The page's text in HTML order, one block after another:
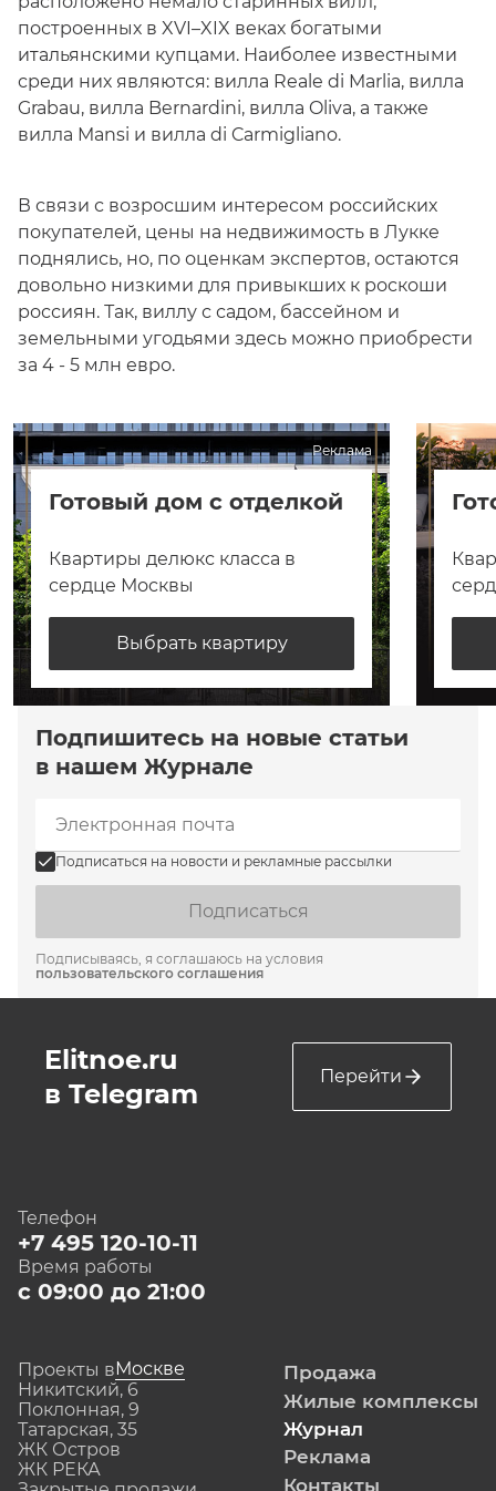
построенных в XVI–XIX веках богатыми
итальянскими купцами. Наиболее известными
среди них являются: вилла Reale di Marlia, вилла
Grabau, вилла Bernardini, вилла Oliva, а также
вилла Mansi и вилла di Carmigliano.
В связи с возросшим интересом российских
покупателей, цены на недвижимость в Лукке
поднялись, но, по оценкам экспертов, остаются
довольно низкими для привыкших к роскоши
россиян. Так, виллу с садом, бассейном и
земельными угодьями здесь можно приобрести
за 4 - 5 млн евро.
Реклама
Готовый дом с отделкой
Квартиры делюкс класса в
сердце Москвы
Выбрать квартиру
Подпишитесь на новые статьи
в нашем Журнале
Подписаться на новости и рекламные рассылки
Подписаться
Подписываясь, я соглашаюсь на условия
пользовательского соглашения
Elitnoe.ru
в Telegram
Перейти
Телефон
+7 495 120-10-11
Время работы
с 09:00 до 21:00
Проекты вМоскве
Никитский, 6
Поклонная, 9
Татарская, 35
ЖК Остров
ЖК РЕКА
Продажа
Жилые комплексы
Журнал
Реклама
Контакты